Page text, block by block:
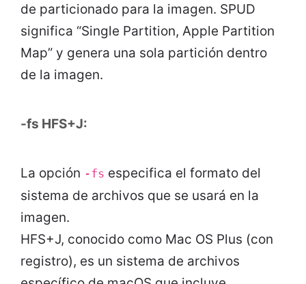
de particionado para la imagen. SPUD
significa “Single Partition, Apple Partition
Map” y genera una sola partición dentro
de la imagen.
-fs HFS+J:
La opción -fs especifica el formato del
sistema de archivos que se usará en la
imagen.
HFS+J, conocido como Mac OS Plus (con
registro), es un sistema de archivos